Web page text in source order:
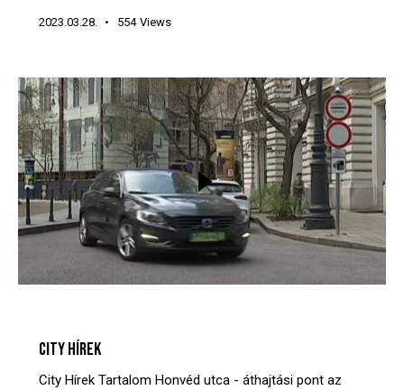
2023.03.28. 554 Views
CITY HÍREK
City Hírek Tartalom Honvéd utca - áthajtási pont az